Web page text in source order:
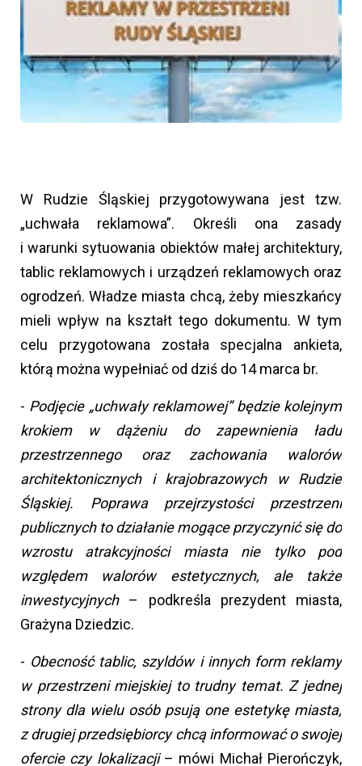
W Rudzie Śląskiej przygotowywana jest tzw.
„uchwała reklamowa”. Określi ona zasady
i warunki sytuowania obiektów małej architektury,
tablic reklamowych i urządzeń reklamowych oraz
ogrodzeń. Władze miasta chcą, żeby mieszkańcy
mieli wpływ na kształt tego dokumentu. W tym
celu przygotowana została specjalna ankieta,
którą można wypełniać od dziś do 14 marca br.
- Podjęcie „uchwały reklamowej” będzie kolejnym
krokiem w dążeniu do zapewnienia ładu
przestrzennego oraz zachowania walorów
architektonicznych i krajobrazowych w Rudzie
Śląskiej. Poprawa przejrzystości przestrzeni
publicznych to działanie mogące przyczynić się do
wzrostu atrakcyjności miasta nie tylko pod
względem walorów estetycznych, ale także
inwestycyjnych– podkreśla prezydent miasta,
Grażyna Dziedzic.
- Obecność tablic, szyldów i innych form reklamy
w przestrzeni miejskiej to trudny temat. Z jednej
strony dla wielu osób psują one estetykę miasta,
z drugiej przedsiębiorcy chcą informować o swojej
ofercie czy lokalizacji– mówi Michał Pierończyk,